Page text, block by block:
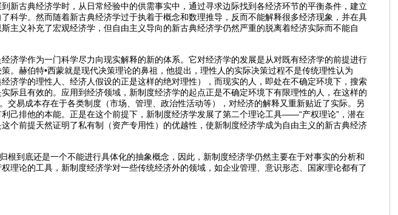
新古典经济学时，从日常经验中的供需事实中，通过寻求边际找到各经济环节的平衡条件，建立
科学。然而随着新古典经济学过于执着于概念和数理推导，反而不能解释很多经济现象，并在具
主义补充了宏观经济学，但自由主义导向的新古典经济学仍然严重的脱离着经济实际而不能自
济学作为一门科学尽力向现实解释的新的体系。它对经济学的发展是从对既有经济学的前提进行
。赫伯特•西蒙就是现代决策理论的鼻祖，他提出，理性人的实际决策过程不是传统理性认为
济学的理性人、经济人假设的正是这样的绝对理性），而现实的人，即处在不确定环境下，搜索
际且有效的。应用到经济领域，新制度经济学的起点正是不确定环境下有限理性的人，在这样的
交易成本存在于各类制度（市场、管理、政治性活动等），对经济的解释又重新贴近了实际。另
己排他的本能。正是在这个前提下，新制度经济学发展了第二个理论工具——“产权理论”，潜在
个前提天然证明了私有制（资产专用性）的优越性，使新制度经济学成为自由主义的新古典经济
根到底还是一个不能进行具体化的抽象概念，因此，新制度经济学仍然主要在于对事实的分析和
理论的工具，新制度经济学对一些传统经济外的领域，如企业管理、意识形态、国家理论都有了